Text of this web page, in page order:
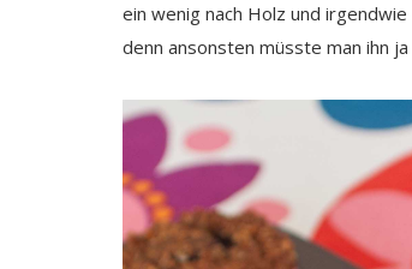
ein wenig nach Holz und
denn ansonsten müsste man ihn